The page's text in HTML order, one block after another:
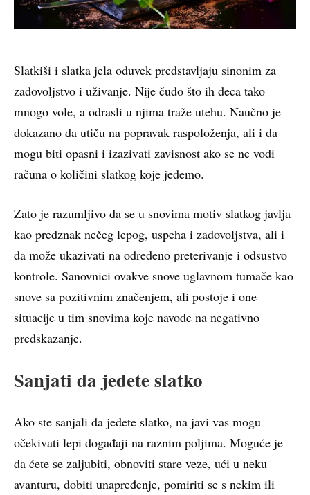
Slatkiši i slatka jela oduvek predstavljaju sinonim za
zadovoljstvo i uživanje. Nije čudo što ih deca tako
mnogo vole, a odrasli u njima traže utehu. Naučno je
dokazano da utiču na popravak raspoloženja, ali i da
mogu biti opasni i izazivati zavisnost ako se ne vodi
računa o količini slatkog koje jedemo.
Zato je razumljivo da se u snovima motiv slatkog javlja
kao predznak nečeg lepog, uspeha i zadovoljstva, ali i
da može ukazivati na određeno preterivanje i odsustvo
kontrole. Sanovnici ovakve snove uglavnom tumače kao
snove sa pozitivnim značenjem, ali postoje i one
situacije u tim snovima koje navode na negativno
predskazanje.
Sanjati da jedete slatko
Ako ste sanjali da jedete slatko, na javi vas mogu
očekivati lepi događaji na raznim poljima. Moguće je
da ćete se zaljubiti, obnoviti stare veze, ući u neku
avanturu, dobiti unapređenje, pomiriti se s nekim ili